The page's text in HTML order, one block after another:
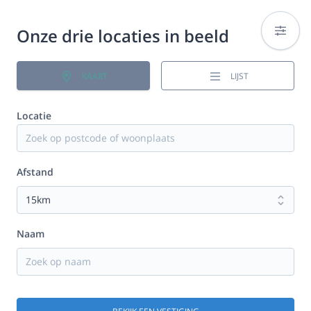
Onze drie locaties in beeld
KAART LIJST
Locatie
Afstand
Naam